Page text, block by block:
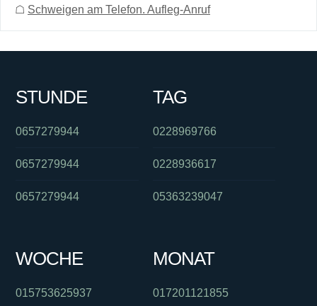
☖ Schweigen am Telefon. Aufleg-Anruf
STUNDE
0657279944
0657279944
0657279944
TAG
0228969766
0228936617
05363239047
WOCHE
015753625937
MONAT
017201121855